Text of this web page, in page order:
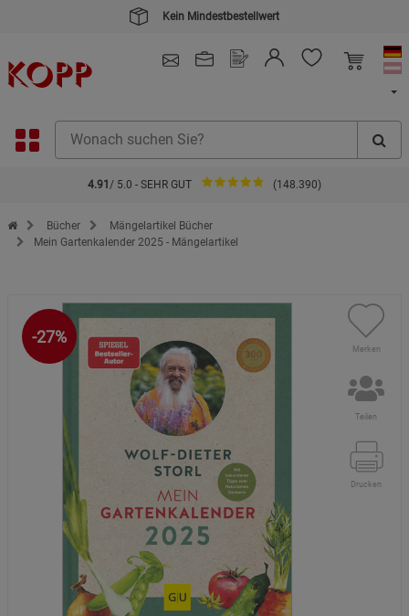
Kein Mindestbestellwert
4.91 / 5.0 - SEHR GUT (148.390)
Zur Startseite des Kopp Verlag Online-Shop
Bücher
Mängelartikel Bücher
Mein Gartenkalender 2025 - Mängelartikel
-27%
Merken
Teilen
Drucken